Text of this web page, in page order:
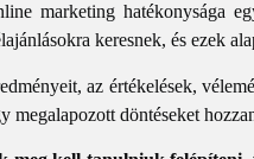
marketing hatékonysága
keresnek, és ezek
az értékelések,
megalapozott döntéseket